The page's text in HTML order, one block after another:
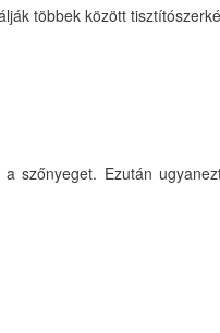
többek között
szőnyeget. Ezután